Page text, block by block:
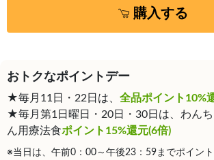
購入する
おトクなポイントデー
★毎月11日・22日は、 全品ポイント10%
★毎月第1日曜日・20日・30日は、わん
ん用療法食ポイント15%還元(6倍)
※当日は、午前0：00～午後23：59までポイン